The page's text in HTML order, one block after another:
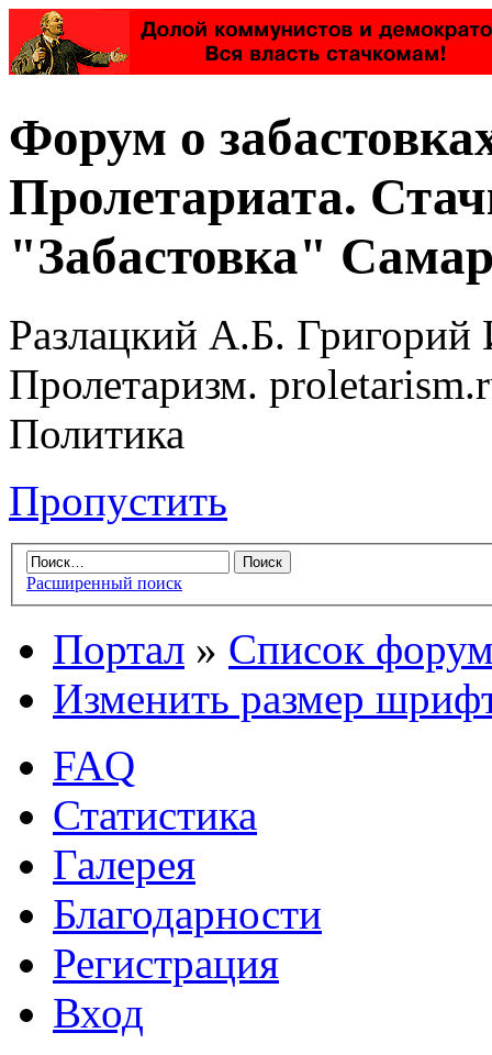
Форум о
Пролетариата.
"Забастовка"
Разлацкий А.Б. Григорий
Пролетаризм.
Политика
Пропустить
Расширенный поиск
Портал » Список
Изменить размер
FAQ
Статистика
Галерея
Благодарности
Регистрация
Вход